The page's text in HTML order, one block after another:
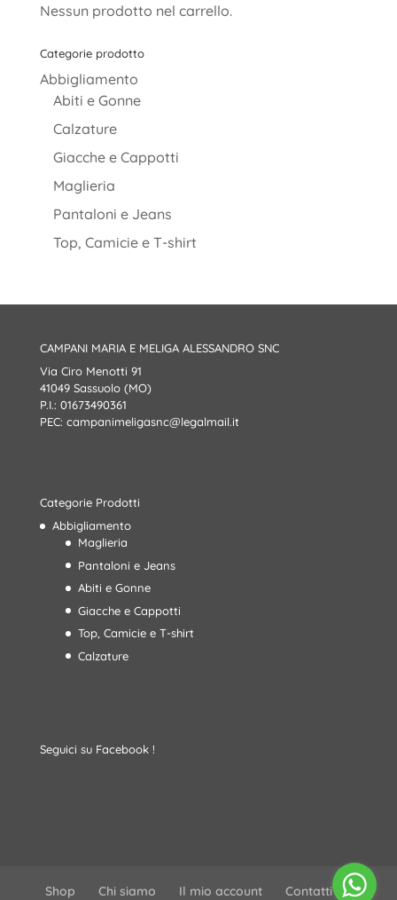
Nessun prodotto nel carrello.
Categorie prodotto
Abbigliamento
Abiti e Gonne
Calzature
Giacche e Cappotti
Maglieria
Pantaloni e Jeans
Top, Camicie e T-shirt
CAMPANI MARIA E MELIGA ALESSANDRO SNC
Via Ciro Menotti 91
41049 Sassuolo (MO)
P.I.: 01673490361
PEC: campanimeligasnc@legalmail.it
Categorie Prodotti
Abbigliamento
Maglieria
Pantaloni e Jeans
Abiti e Gonne
Giacche e Cappotti
Top, Camicie e T-shirt
Calzature
Seguici su Facebook !
Shop Chi siamo Il mio account Contatti